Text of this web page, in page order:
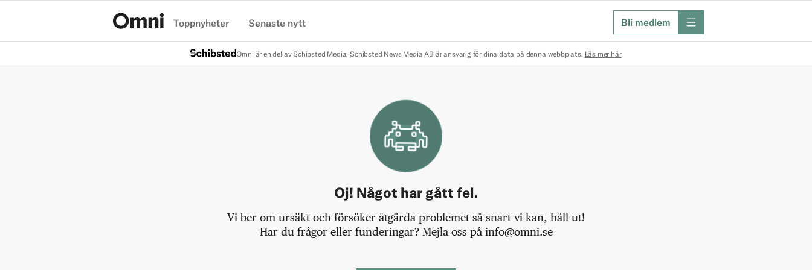
Toppnyheter Senaste nytt Bli medlem meny
Omni är en del av Schibsted Media. Schibsted News Media AB är ansvarig för dina data på denna webbplats. Läs mer här
Oj! Något har gått fel.
Vi ber om ursäkt och försöker åtgärda problemet så snart vi kan, håll ut!
Har du frågor eller funderingar? Mejla oss på info@omni.se